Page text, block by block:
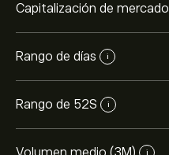
Capitalización de mercado
Rango de días i
Rango de 52S i
i